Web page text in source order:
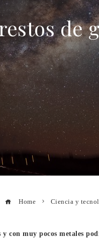
de
Home Ciencia y
con muy pocos metales